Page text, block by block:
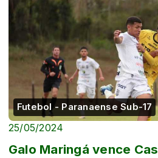
Futebol - Paranaense Sub-17
25/05/2024
Galo Maringá vence